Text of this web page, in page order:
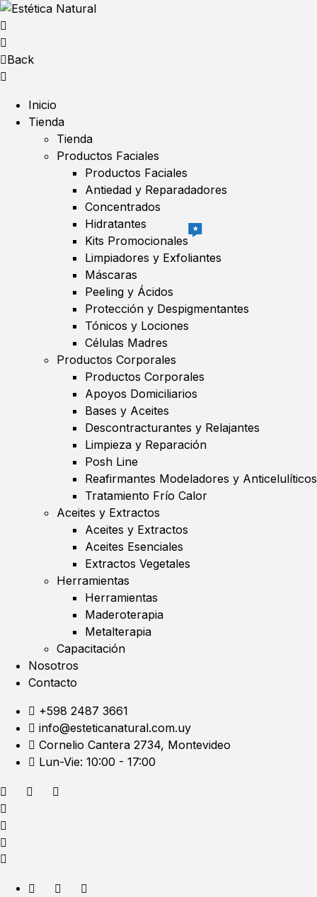
Back
Inicio
Tienda
Tienda
Productos Faciales
Productos Faciales
Antiedad y Reparadadores
Concentrados
Hidratantes
Kits Promocionales
★
Limpiadores y Exfoliantes
Máscaras
Peeling y Ácidos
Protección y Despigmentantes
Tónicos y Lociones
Células Madres
Productos Corporales
Productos Corporales
Apoyos Domiciliarios
Bases y Aceites
Descontracturantes y Relajantes
Limpieza y Reparación
Posh Line
Reafirmantes Modeladores y Anticelulíticos
Tratamiento Frío Calor
Aceites y Extractos
Aceites y Extractos
Aceites Esenciales
Extractos Vegetales
Herramientas
Herramientas
Maderoterapia
Metalterapia
Capacitación
Nosotros
Contacto
+598 2487 3661
info@esteticanatural.com.uy
Cornelio Cantera 2734, Montevideo
Lun-Vie: 10:00 - 17:00